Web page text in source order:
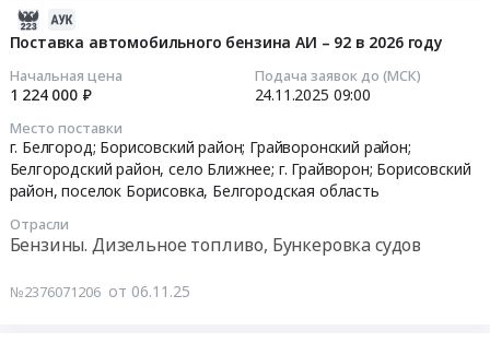
Поставка автомобильного бензина АИ – 92 в 2026 году
Начальная цена
1 224 000 ₽
Подача заявок до (МСК)
24.11.2025 09:00
Место поставки
г. Белгород; Борисовский район; Грайворонский район;
Белгородский район, село Ближнее; г. Грайворон; Борисовский
район, поселок Борисовка, Белгородская область
Отрасли
Бензины. Дизельное топливо, Бункеровка судов
№2376071206 от 06.11.25